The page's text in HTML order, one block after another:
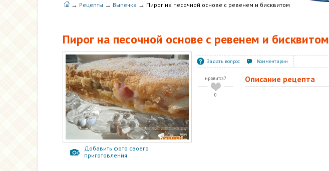
→ Рецепты → Выпечка → Пирог на песочной основе с ревенем и бисквитом
Пирог на песочной основе с ревенем и бисквитом
Добавить фото своего
приготовления
Задать вопрос Комментарии
нравится?
0
Описание рецепта